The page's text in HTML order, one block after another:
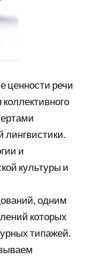
ценности речи
лингвистики.
и
культуры и
одним
которых
типажей.